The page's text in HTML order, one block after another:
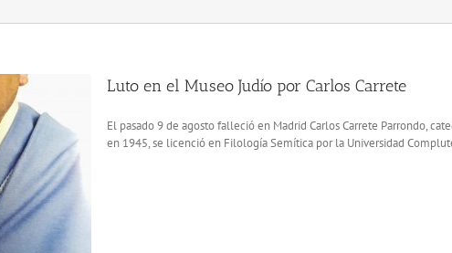
Luto en el Museo Judío por Carlos Carrete
El pasado 9 de agosto falleció en Madrid Carlos Carrete Parrondo,
en 1945, se licenció en Filología Semítica por la Universidad